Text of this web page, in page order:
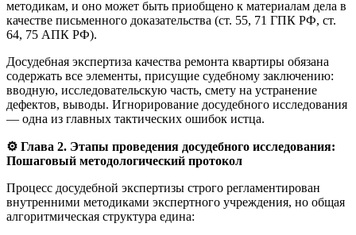
методикам, и оно может быть приобщено к материалам дела в
качестве письменного доказательства (ст. 55, 71 ГПК РФ, ст.
64, 75 АПК РФ).
Досудебная экспертиза качества ремонта квартиры обязана
содержать все элементы, присущие судебному заключению:
вводную, исследовательскую часть, смету на устранение
дефектов, выводы. Игнорирование досудебного исследования
— одна из главных тактических ошибок истца.
⚙️ Глава 2. Этапы проведения досудебного исследования:
Пошаговый методологический протокол
Процесс досудебной экспертизы строго регламентирован
внутренними методиками экспертного учреждения, но общая
алгоритмическая структура едина: